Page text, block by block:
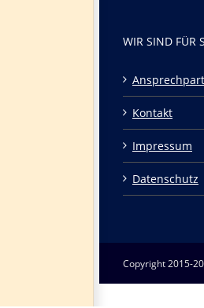
WIR SIND FÜR
Kontakt
Impressum
Datenschutz
Copyright 2015-